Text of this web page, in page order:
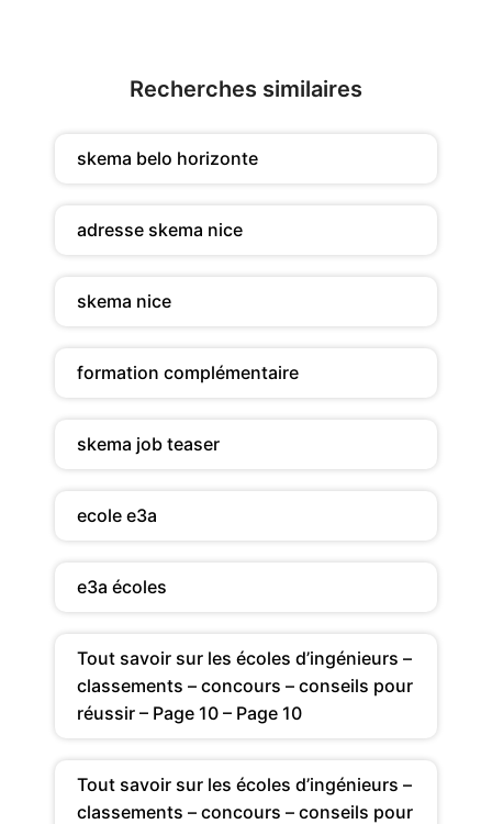
Recherches similaires
skema belo horizonte
adresse skema nice
skema nice
formation complémentaire
skema job teaser
ecole e3a
e3a écoles
Tout savoir sur les écoles d’ingénieurs –
classements – concours – conseils pour
réussir – Page 10 – Page 10
Tout savoir sur les écoles d’ingénieurs –
classements – concours – conseils pour